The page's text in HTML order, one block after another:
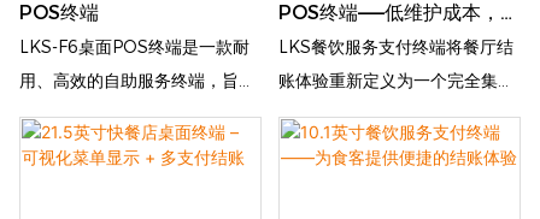
POS终端
LKS-F6桌面POS终端是一款耐
用、高效的自助服务终端，旨在
简化现代零售和餐饮服务环境中
的点餐和结账流程。这款紧凑型
POS终端——低维护成本，高
效率¹
LKS餐饮服务支付终端将餐厅结
账体验重新定义为一个完全集成
的自动化终端。顾客可以自主轻
松浏览电子菜单、选择心仪的菜